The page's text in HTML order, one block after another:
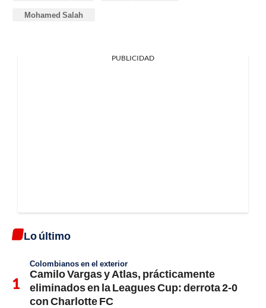
Mohamed Salah
PUBLICIDAD
Lo último
Colombianos en el exterior
Camilo Vargas y Atlas, prácticamente
eliminados en la Leagues Cup: derrota 2-0
con Charlotte FC